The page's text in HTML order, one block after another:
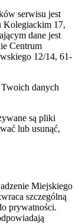
serwisu jest
Kolegiackim 17,
dane jest
Centrum
12/14, 61-
Twoich danych
są pliki
lub usunąć,
Miejskiego
szczególną
prywatności.